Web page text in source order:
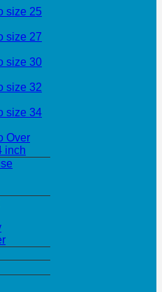
size 25
size 27
size 30
size 32
size 34
Over
inch